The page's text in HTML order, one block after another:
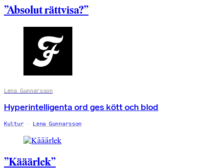
”Absolut rättvisa?”
Lena Gunnarsson
Hyperintelligenta ord ges kött och blod
Kultur Lena Gunnarsson
”Kääärlek”